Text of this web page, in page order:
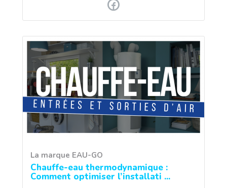
La marque EAU-GO
Chauffe-eau thermodynamique :
Comment optimiser l’installati ...